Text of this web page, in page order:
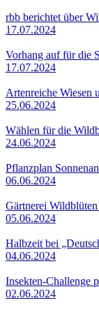
rbb berichtet über
17.07.2024
Vorhang auf für die
17.07.2024
Artenreiche Wiesen
25.06.2024
Wählen für die
24.06.2024
Pflanzplan
06.06.2024
Gärtnerei
05.06.2024
Halbzeit bei
04.06.2024
Insekten-Challenge
02.06.2024